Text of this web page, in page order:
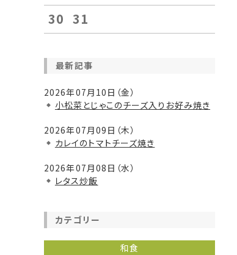
30 31
最新記事
2026年07月10日（金）
小松菜とじゃこのチーズ入りお好み焼き
2026年07月09日（木）
カレイのトマトチーズ焼き
2026年07月08日（水）
レタス炒飯
カテゴリー
和食